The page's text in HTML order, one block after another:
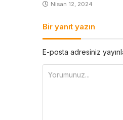
Nisan 12, 2024
Bir yanıt yazın
E-posta adresiniz